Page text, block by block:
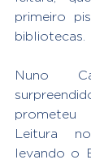
primeiro
bibliotecas.
Nuno
Leitura
levando o